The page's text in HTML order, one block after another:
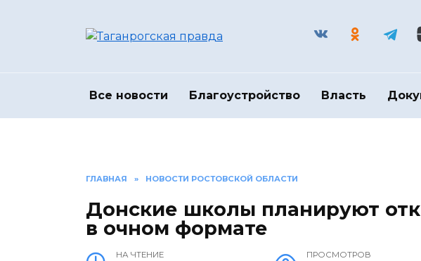
Все новости Благоустройство Власть
ГЛАВНАЯ » НОВОСТИ РОСТОВСКОЙ ОБЛАСТИ
Донские школы планируют
в очном формате
НА ЧТЕНИЕ ПРОСМОТРОВ